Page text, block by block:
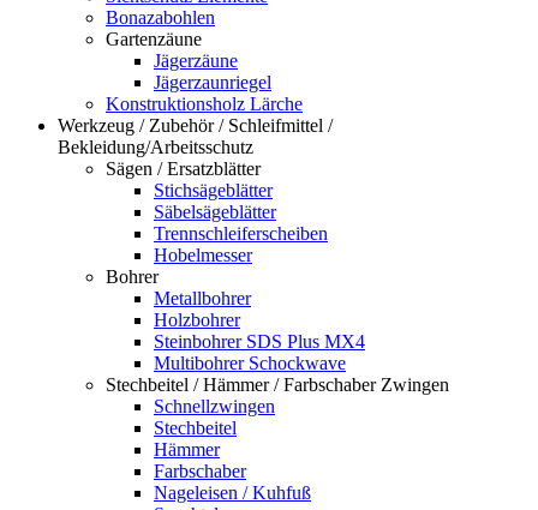
Bonazabohlen
Gartenzäune
Jägerzäune
Jägerzaunriegel
Konstruktionsholz Lärche
Werkzeug / Zubehör / Schleifmittel /
Bekleidung/Arbeitsschutz
Sägen / Ersatzblätter
Stichsägeblätter
Säbelsägeblätter
Trennschleiferscheiben
Hobelmesser
Bohrer
Metallbohrer
Holzbohrer
Steinbohrer SDS Plus MX4
Multibohrer Schockwave
Stechbeitel / Hämmer / Farbschaber Zwingen
Schnellzwingen
Stechbeitel
Hämmer
Farbschaber
Nageleisen / Kuhfuß